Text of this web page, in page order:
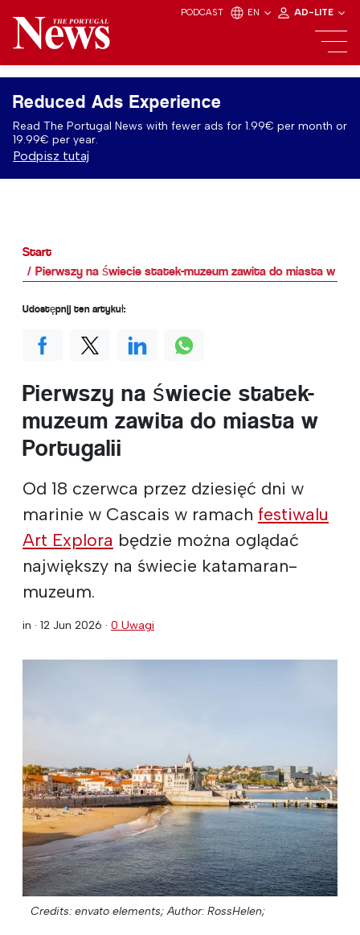
PODCAST EN AD-LITE
Reduced Ads Experience
Read The Portugal News with fewer ads for 1.99€ per month or
19.99€ per year.
Podpisz tutaj
Start
Pierwszy na świecie statek-muzeum zawita do miasta w
Pierwszy na świecie statek-
muzeum zawita do miasta w
Portugalii
Od 18 czerwca przez dziesięć dni w
marinie w Cascais w ramach festiwalu
Art Explora będzie można oglądać
największy na świecie katamaran-
muzeum.
in · 12 Jun 2026 · 0 Uwagi
Credits: envato elements; Author: RossHelen;
Udostępnij ten artykuł: